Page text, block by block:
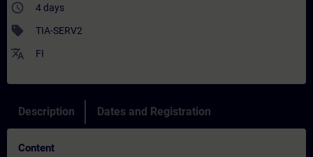
access_time 4 days
sell TIA-SERV2
translate FI
Description Dates and Registration
Content